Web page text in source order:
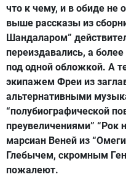
что к чему, и в обиде не
выше рассказы из
Шандаларом”
переиздавались, а
под одной обложкой. А
экипажем Фреи из
альтернативными
“полубиографической
преувеличениями” “Рок
марсиан Веней из
Глебычем, скромным
пожалеют.